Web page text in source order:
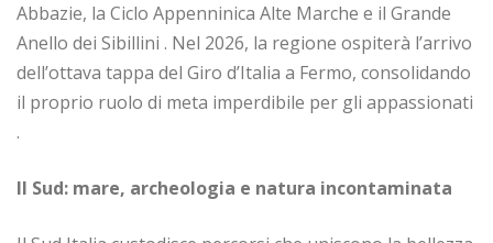
Abbazie, la Ciclo Appenninica Alte Marche e il Grande
Anello dei Sibillini . Nel 2026, la regione ospiterà l’arrivo
dell’ottava tappa del Giro d’Italia a Fermo, consolidando
il proprio ruolo di meta imperdibile per gli appassionati
.
Il Sud: mare, archeologia e natura incontaminata